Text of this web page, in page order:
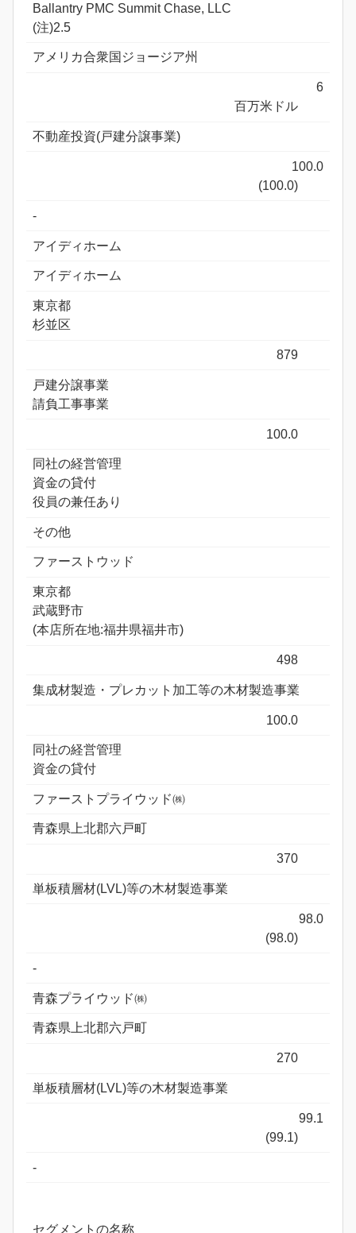
Ballantry PMC Summit Chase, LLC
(注)2.5
アメリカ合衆国ジョージア州
6
百万米ドル
不動産投資(戸建分譲事業)
100.0
(100.0)
-
アイディホーム
アイディホーム
東京都
杉並区
879
戸建分譲事業
請負工事事業
100.0
同社の経営管理
資金の貸付
役員の兼任あり
その他
ファーストウッド
東京都
武蔵野市
(本店所在地:福井県福井市)
498
集成材製造・プレカット加工等の木材製造事業
100.0
同社の経営管理
資金の貸付
ファーストプライウッド㈱
青森県上北郡六戸町
370
単板積層材(LVL)等の木材製造事業
98.0
(98.0)
-
青森プライウッド㈱
青森県上北郡六戸町
270
単板積層材(LVL)等の木材製造事業
99.1
(99.1)
-
セグメントの名称